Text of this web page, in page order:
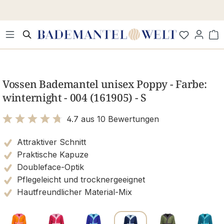
Vossen Bademantel unisex Poppy - Farbe:
winternight - 004 (161905) - S
4.7 aus 10 Bewertungen
Attraktiver Schnitt
Praktische Kapuze
Doubleface-Optik
Pflegeleicht und trocknergeeignet
Hautfreundlicher Material-Mix